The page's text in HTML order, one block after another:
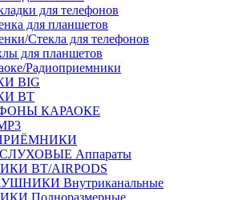
для телефонов
для планшетов
Стекла для телефонов
для планшетов
Радиоприемники
BIG
BT
КАРАОКЕ
Аппараты
BT/AIRPODS
Внутриканальные
Полноразмерные